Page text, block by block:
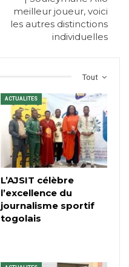
meilleur joueur, voici
les autres distinctions
individuelles
Tout
ACTUALITES
L’AJSIT célèbre
l’excellence du
journalisme sportif
togolais